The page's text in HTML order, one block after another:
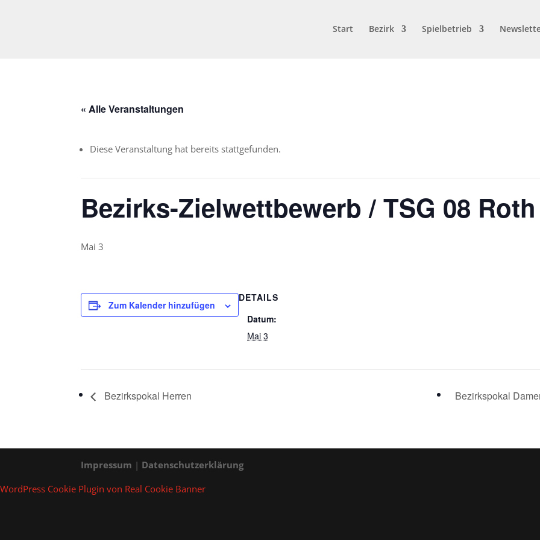
Start Bezirk Spielbetrieb
« Alle Veranstaltungen
Diese Veranstaltung hat bereits stattgefunden.
Bezirks-Zielwettbewerb / TSG 08 Roth
Mai 3
Zum Kalender hinzufügen
DETAILS
Datum:
Mai 3
Bezirkspokal Herren Bezirkspokal
Impressum | Datenschutzerklärung
WordPress Cookie Plugin von Real Cookie Banner